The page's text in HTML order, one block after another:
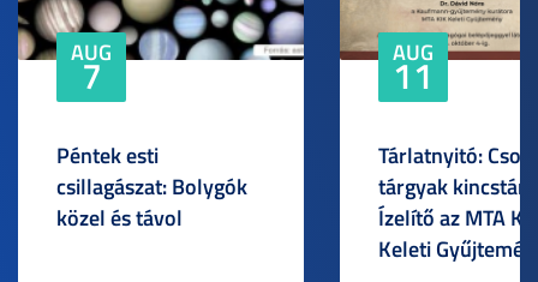
AUG
7
Péntek esti
csillagászat: Bolygók
közel és távol
AUG
11
Tárlatnyitó:
tárgyak
Ízelítő az MTA
Keleti